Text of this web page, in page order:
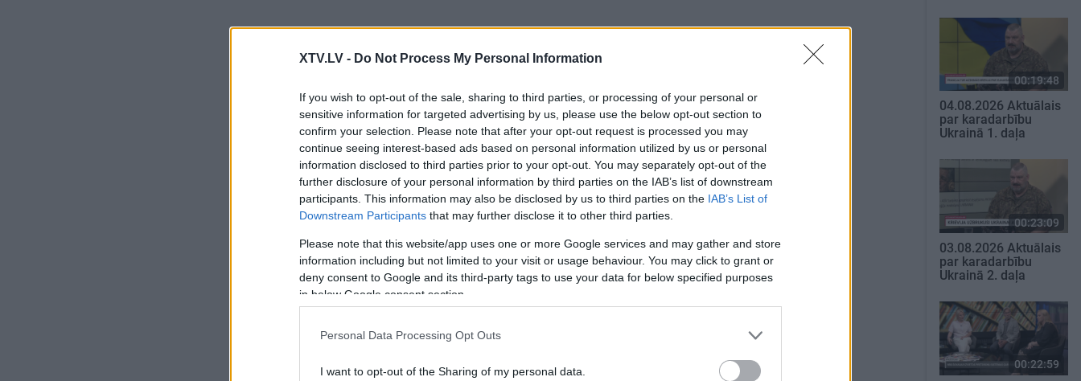
XTV.LV - Do Not Process My Personal Information
If you wish to opt-out of the sale, sharing to third parties, or processing of your personal or
sensitive information for targeted advertising by us, please use the below opt-out section to
confirm your selection. Please note that after your opt-out request is processed you may
continue seeing interest-based ads based on personal information utilized by us or personal
information disclosed to third parties prior to your opt-out. You may separately opt-out of the
further disclosure of your personal information by third parties on the IAB’s list of downstream
participants. This information may also be disclosed by us to third parties on the IAB’s List of
Downstream Participants that may further disclose it to other third parties.
Please note that this website/app uses one or more Google services and may gather and store
information including but not limited to your visit or usage behaviour. You may click to grant or
deny consent to Google and its third-party tags to use your data for below specified purposes
in below Google consent section.
Personal Data Processing Opt Outs
I want to opt-out of the Sharing of my personal data.
SKATĪT VISUS
00:19:48
04.08.2026 Aktuālais
par karadarbību
Ukrainā 1. daļa
00:23:09
03.08.2026 Aktuālais
par karadarbību
Ukrainā 2. daļa
00:22:59